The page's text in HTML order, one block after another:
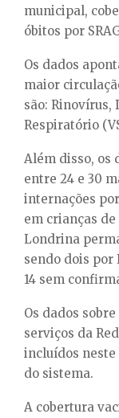
municipal,
óbitos por
Os dados
maior
são: Rinovírus,
Respiratório
Além disso, os
entre 24 e 30
internações
em crianças de
Londrina
sendo dois por
14 sem
Os dados
serviços da
incluídos
do sistema.
A cobertura